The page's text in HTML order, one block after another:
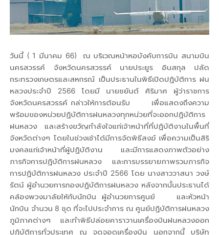
วันนี้ ( 1 มีนาคม 66) ณ บริเวณหน้าหอบังคับการบิน สนามบิน
นครสวรรค์ จังหวัดนครสวรรค์ นายประยูร อินสกุล ปลัด
กระทรวงเกษตรและสหกรณ์ เป็นประธานในพิธีเปิดปฏิบัติการ ฝน
หลวงประจำปี 2566 โดยมี นายชยันต์ ศิริมาศ ผู้ว่าราชการ
จังหวัดนครสวรรค์ กล่าวให้การต้อนรับ เพื่อแสดงถึงความ
พร้อมของหน่วยปฏิบัติการฝนหลวงทุกหน่วยที่จะออกปฏิบัติการ
ฝนหลวง และสร้างขวัญกำลังใจแก่เจ้าหน้าที่ที่ปฏิบัติงานในพื้นที่
จังหวัดต่างๆ โดยในช่วงเช้าได้มีการจัดพิธีสงฆ์ เพื่อความเป็นสิริ
มงคลแก่เจ้าหน้าที่ผู้ปฏิบัติงาน และมีการแสดงภาพตัวอย่าง
ภารกิจการปฏิบัติการฝนหลวง และการบรรยายภาพรวมภารกิจ
การปฏิบัติการฝนหลวง ประจำปี 2566 โดย นางสาววาสนา วงษ์
รัตน์ ผู้อำนวยการกองปฏิบัติการฝนหลวง หลังจากนั้นประธานได้
คล้องพวงมาลัยให้กับนักบิน ผู้อำนวยการศูนย์ และหัวหน้า
นักบิน จำนวน 8 ชุด ที่จะไปประจำการ ณ ศูนย์ปฏิบัติการฝนหลวง
ภูมิภาคต่างๆ และทำพิธีปล่อยคาราวานเครื่องบินฝนหลวงออก
ปฏิบัติการทั่วประเทศ ณ จุดจอดเครื่องบิน นอกจากนี้ บริษัท